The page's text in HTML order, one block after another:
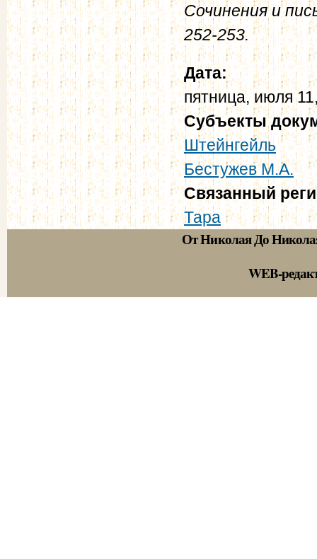
Сочинения и
252-253.
Дата:
пятница, июля
Субъекты
Штейнгейль
Бестужев М.А.
Связанный
Тара
От Николая До
WEB-